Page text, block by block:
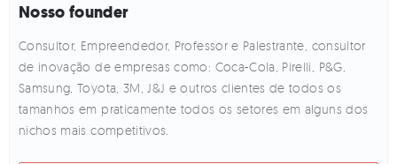
Nosso founder
Consultor, Empreendedor, Professor e Palestrante, consultor
de inovação de empresas como: Coca-Cola, Pirelli, P&G,
Samsung, Toyota, 3M, J&J e outros clientes de todos os
tamanhos em praticamente todos os setores em alguns dos
nichos mais competitivos.